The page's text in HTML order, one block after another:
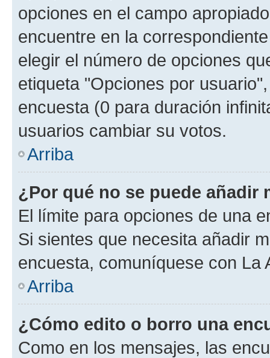
opciones en el campo
encuentre en la
elegir el número de opciones
etiqueta "Opciones por
encuesta (0 para duración
usuarios cambiar su votos.
Arriba
¿Por qué no se puede añadir
El límite para opciones de una
Si sientes que necesita añadir
encuesta, comuníquese con La
Arriba
¿Cómo edito o borro una
Como en los mensajes, las